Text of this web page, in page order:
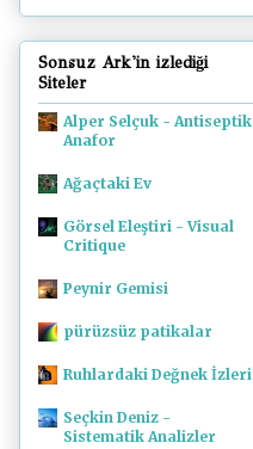
Sonsuz Ark'in izlediği
Siteler
Alper Selçuk - Antiseptik
Anafor
Ağaçtaki Ev
Görsel Eleştiri - Visual
Critique
Peynir Gemisi
pürüzsüz patikalar
Ruhlardaki Değnek İzleri
Seçkin Deniz -
Sistematik Analizler